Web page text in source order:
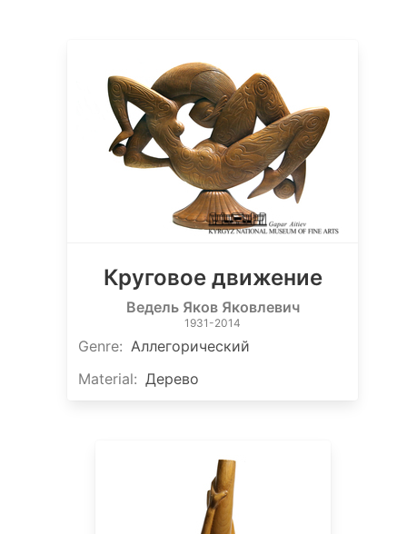
Круговое движение
Ведель Яков Яковлевич
1931-2014
Genre: Аллегорический
Material: Дерево